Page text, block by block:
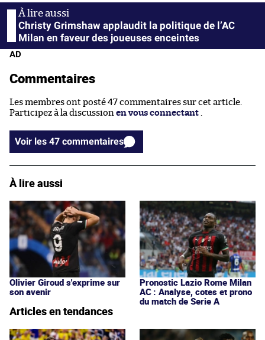
Christy Grimshaw applaudit la politique de l’AC
Milan en faveur des joueuses enceintes
AD
Commentaires
Les membres ont posté 47 commentaires sur cet article.
Participez à la discussion en vous connectant
Voir les 47 commentaires
À lire aussi
Olivier Giroud s'exprime sur
son avenir
Pronostic Lazio Rome Milan
AC : Analyse, cotes et prono
du match de Serie A
Articles en tendances